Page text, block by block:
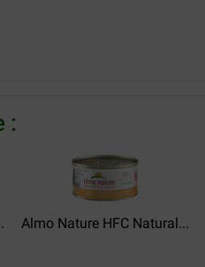
:
Almo Nature HFC Natural...